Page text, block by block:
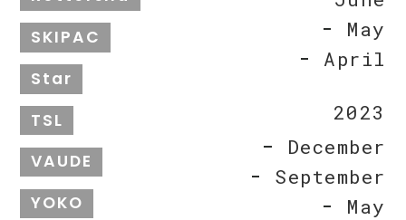
SKIPAC
Star
TSL
VAUDE
YOKO
May
April
2023
December
September
May